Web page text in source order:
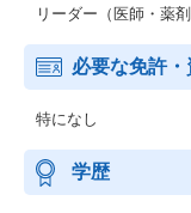
リーダー（医師・薬
必要な免許・
特になし
学歴